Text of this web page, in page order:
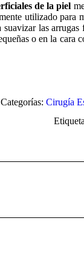
de la piel
utilizado
las
o en la
Categorías: Cirugía